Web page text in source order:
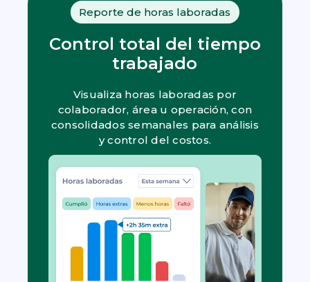
Reporte de horas laboradas
Control total del tiempo
trabajado
Visualiza horas laboradas por
colaborador, área u operación, con
consolidados semanales para análisis
y control del costos.